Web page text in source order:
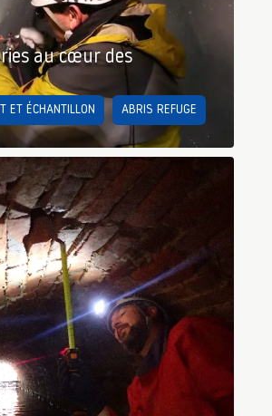
au cœur des
ET ÉCHANTILLON ABRIS REFUGE